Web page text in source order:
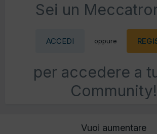
Sei un
ACCEDI oppure
per accedere a
Community!
Vuoi aumentare